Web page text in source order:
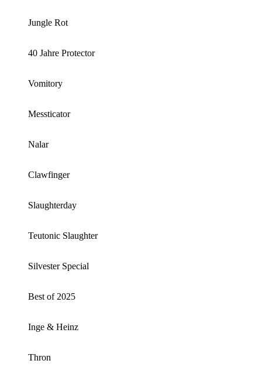
Jungle Rot
40 Jahre Protector
Vomitory
Messticator
Nalar
Clawfinger
Slaughterday
Teutonic Slaughter
Silvester Special
Best of 2025
Inge & Heinz
Thron